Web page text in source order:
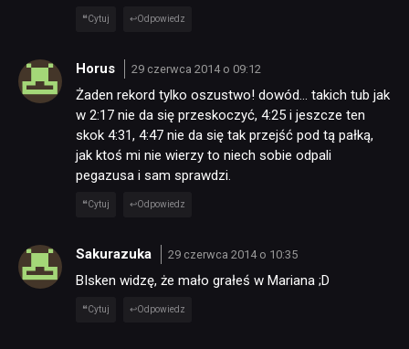
Cytuj Odpowiedz
Horus 29 czerwca 2014 o 09:12
Żaden rekord tylko oszustwo! dowód… takich tub jak
w 2:17 nie da się przeskoczyć, 4:25 i jeszcze ten
skok 4:31, 4:47 nie da się tak przejść pod tą pałką,
jak ktoś mi nie wierzy to niech sobie odpali
pegazusa i sam sprawdzi.
Cytuj Odpowiedz
Sakurazuka 29 czerwca 2014 o 10:35
BIsken widzę, że mało grałeś w Mariana ;D
Cytuj Odpowiedz